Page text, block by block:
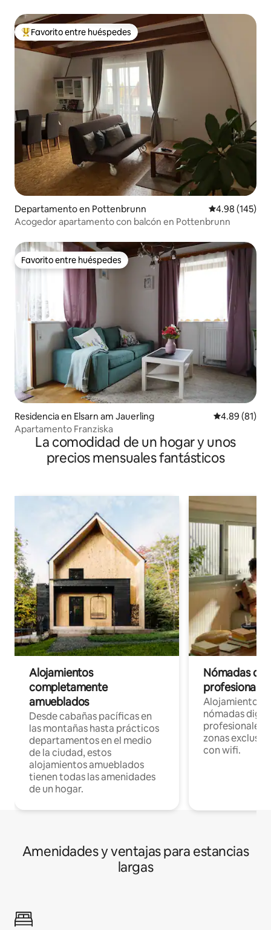
De los mejores en Favorito entre huéspedes
Favorito entre huéspedes
Departamento en Pottenbrunn Calificación
4.98 (145)
Acogedor apartamento con balcón en Pottenbrunn
Favorito entre huéspedes
Favorito entre huéspedes
Residencia en Elsarn am Jauerling Calificación
4.89 (81)
Apartamento Franziska
La comodidad de un hogar y unos
precios mensuales fantásticos
Alojamientos
completamente
amueblados
Desde cabañas pacíficas en
las montañas hasta prácticos
departamentos en el medio
de la ciudad, estos
alojamientos amueblados
tienen todas las amenidades
de un hogar.
Nómadas
Alojamientos
nómadas
profesionales
zonas
con wifi.
Amenidades y ventajas para estancias
largas